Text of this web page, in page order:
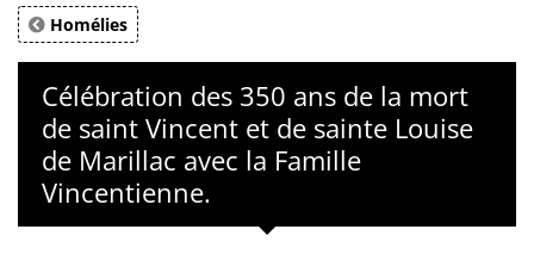
Homélies
Célébration des 350 ans de la mort
de saint Vincent et de sainte Louise
de Marillac avec la Famille
Vincentienne.